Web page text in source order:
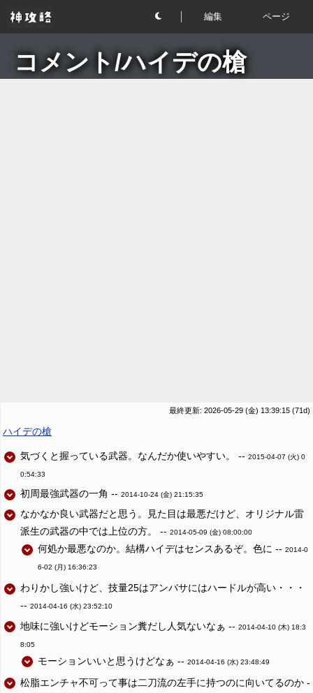
編集 ページ
コメント/ハイデの槍
最終更新: 2026-05-29 (金) 13:39:15 (71d)
ハイデの槍
気づくと握っている武器。なんだか使いやすい。 -- 2015-04-07 (火) 0
0:54:33
初周最強武器の一角 -- 2014-10-24 (金) 21:15:35
なかなか良い武器だと思う。見た目は最悪だけど、オリジナル雷
派生の武器の中では上位の方。 -- 2014-05-09 (金) 08:00:00
何処か最悪なのか。結構ハイデはセンスあるぞ。色に -- 2014-0
6-02 (月) 16:36:23
わりかし強いけど、技量25はアンバサにはハードルが高い・・・
-- 2014-04-16 (水) 23:52:10
地味に強いけどモーション糞だし人気ないなぁ -- 2014-04-10 (木) 18:3
8:05
モーションいいと思うけどなぁ -- 2014-04-16 (水) 23:48:49
松脂エンチャ不可って事は二刀流の左手に持つのに向いてるのか -